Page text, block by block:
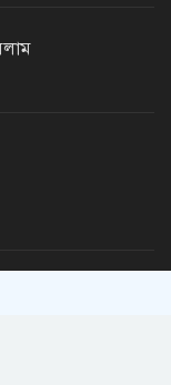
সাক্ষাৎ
rights reserved.